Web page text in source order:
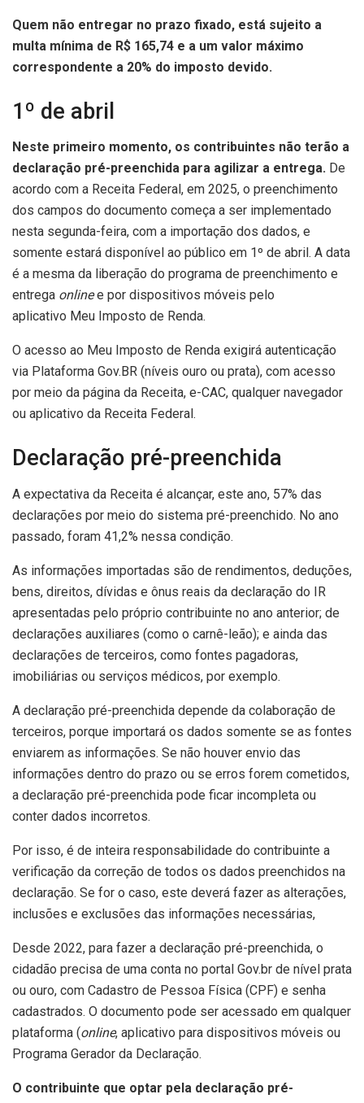
Quem não entregar no prazo fixado, está sujeito a
multa mínima de R$ 165,74 e a um valor máximo
correspondente a 20% do imposto devido.
1º de abril
Neste primeiro momento, os contribuintes não terão a
declaração pré-preenchida para agilizar a entrega. De
acordo com a Receita Federal, em 2025, o preenchimento
dos campos do documento começa a ser implementado
nesta segunda-feira, com a importação dos dados, e
somente estará disponível ao público em 1º de abril. A data
é a mesma da liberação do programa de preenchimento e
entrega onlinee por dispositivos móveis pelo
aplicativo Meu Imposto de Renda.
O acesso ao Meu Imposto de Renda exigirá autenticação
via Plataforma Gov.BR (níveis ouro ou prata), com acesso
por meio da página da Receita, e-CAC, qualquer navegador
ou aplicativo da Receita Federal.
Declaração pré-preenchida
A expectativa da Receita é alcançar, este ano, 57% das
declarações por meio do sistema pré-preenchido. No ano
passado, foram 41,2% nessa condição.
As informações importadas são de rendimentos, deduções,
bens, direitos, dívidas e ônus reais da declaração do IR
apresentadas pelo próprio contribuinte no ano anterior; de
declarações auxiliares (como o carnê-leão); e ainda das
declarações de terceiros, como fontes pagadoras,
imobiliárias ou serviços médicos, por exemplo.
A declaração pré-preenchida depende da colaboração de
terceiros, porque importará os dados somente se as fontes
enviarem as informações. Se não houver envio das
informações dentro do prazo ou se erros forem cometidos,
a declaração pré-preenchida pode ficar incompleta ou
conter dados incorretos.
Por isso, é de inteira responsabilidade do contribuinte a
verificação da correção de todos os dados preenchidos na
declaração. Se for o caso, este deverá fazer as alterações,
inclusões e exclusões das informações necessárias,
Desde 2022, para fazer a declaração pré-preenchida, o
cidadão precisa de uma conta no portal Gov.br de nível prata
ou ouro, com Cadastro de Pessoa Física (CPF) e senha
cadastrados. O documento pode ser acessado em qualquer
plataforma (online, aplicativo para dispositivos móveis ou
Programa Gerador da Declaração.
O contribuinte que optar pela declaração pré-